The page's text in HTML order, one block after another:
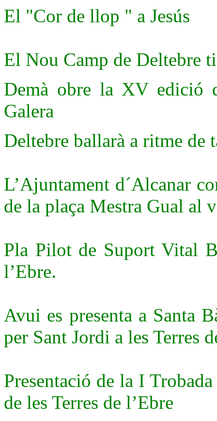
El "Cor de llop " a Jesús
El Nou Camp de Deltebre
Demà obre la XV edició
Galera
Deltebre ballarà a ritme de
L’Ajuntament d´Alcanar
de la plaça Mestra Gual al
Pla Pilot de Suport Vital
l’Ebre.
Avui es presenta a Santa
per Sant Jordi a les Terres
Presentació de la I
de les Terres de l’Ebre